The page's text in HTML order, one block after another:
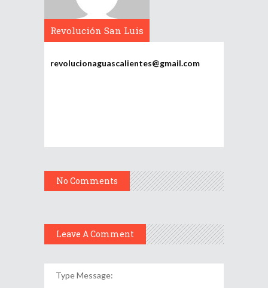
Revolución San Luis
revolucionaguascalientes@gmail.com
No Comments
Leave A Comment